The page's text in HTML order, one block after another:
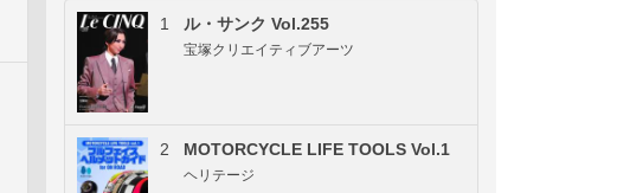
1 ル・サンク Vol.255
宝塚クリエイティブアーツ
2 MOTORCYCLE LIFE TOOLS Vol.1
ヘリテージ